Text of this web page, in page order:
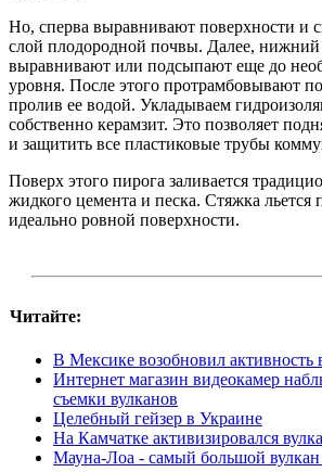
Но, сперва выравнивают поверхности и
слой плодородной почвы. Далее,
выравнивают или подсыпают еще до
уровня. После этого протрамбовывают
пролив ее водой. Укладываем
собственно керамзит. Это позволяет
и защитить все пластиковые трубы
Поверх этого пирога заливается
жидкого цемента и песка. Стяжка льется
идеально ровной поверхности.
Читайте:
В Мексике возобновил активность
Интернет магазин видеокамер
съемки вулканов
Целебный гейзер в Украине
На Камчатке активизировался
Мауна-Лоа - самый большой вулкан